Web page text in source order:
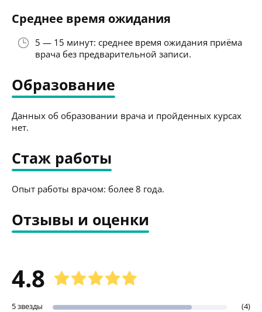
Среднее время ожидания
5 — 15 минут: среднее время ожидания приёма
врача без предварительной записи.
Образование
Данных об образовании врача и пройденных курсах
нет.
Стаж работы
Опыт работы врачом: более 8 года.
Отзывы и оценки
4.8
5 звезды
(4)